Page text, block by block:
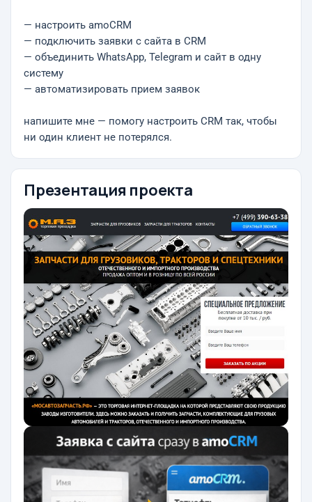
— настроить amoCRM
— подключить заявки с сайта в CRM
— объединить WhatsApp, Telegram и сайт в одну
систему
— автоматизировать прием заявок
напишите мне — помогу настроить CRM так, чтобы
ни один клиент не потерялся.
Презентация проекта